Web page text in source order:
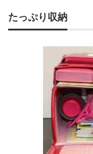
たっぷり収納